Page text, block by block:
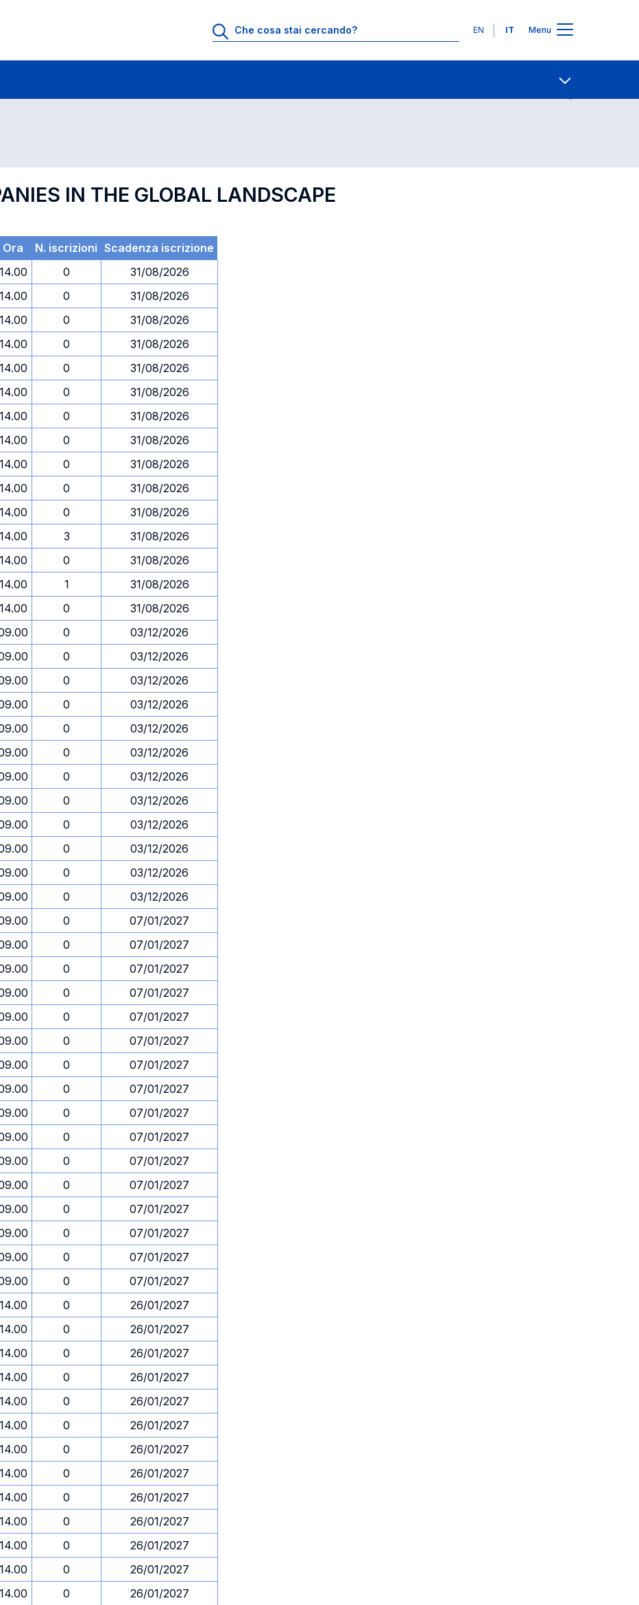
Lingue
EN IT Menu
Contatti
IN THE GLOBAL LANDSCAPE
Ora N. iscrizioni Scadenza iscrizione
14.00 0
31/08/2026
14.00 0
31/08/2026
14.00 0
31/08/2026
14.00 0
31/08/2026
14.00 0
31/08/2026
14.00 0
31/08/2026
14.00 0
31/08/2026
14.00 0
31/08/2026
14.00 0
31/08/2026
14.00 0
31/08/2026
14.00 0
31/08/2026
14.00 3
31/08/2026
14.00 0
31/08/2026
14.00 1
31/08/2026
14.00 0
31/08/2026
0
03/12/2026
0
03/12/2026
0
03/12/2026
0
03/12/2026
0
03/12/2026
0
03/12/2026
0
03/12/2026
0
03/12/2026
0
03/12/2026
0
03/12/2026
0
03/12/2026
0
03/12/2026
0
07/01/2027
0
07/01/2027
0
07/01/2027
0
07/01/2027
0
07/01/2027
0
07/01/2027
0
07/01/2027
0
07/01/2027
0
07/01/2027
0
07/01/2027
0
07/01/2027
0
07/01/2027
0
07/01/2027
0
07/01/2027
0
07/01/2027
0
07/01/2027
14.00 0
26/01/2027
14.00 0
26/01/2027
14.00 0
26/01/2027
14.00 0
26/01/2027
14.00 0
26/01/2027
14.00 0
26/01/2027
14.00 0
26/01/2027
14.00 0
26/01/2027
14.00 0
26/01/2027
14.00 0
26/01/2027
14.00 0
26/01/2027
14.00 0
26/01/2027
14.00 0
26/01/2027